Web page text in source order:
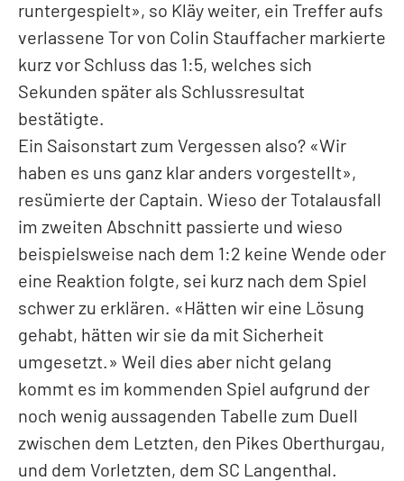
runtergespielt», so Kläy weiter, ein Treffer aufs
verlassene Tor von Colin Stauffacher markierte
kurz vor Schluss das 1:5, welches sich
Sekunden später als Schlussresultat
bestätigte.
Ein Saisonstart zum Vergessen also? «Wir
haben es uns ganz klar anders vorgestellt»,
resümierte der Captain. Wieso der Totalausfall
im zweiten Abschnitt passierte und wieso
beispielsweise nach dem 1:2 keine Wende oder
eine Reaktion folgte, sei kurz nach dem Spiel
schwer zu erklären. «Hätten wir eine Lösung
gehabt, hätten wir sie da mit Sicherheit
umgesetzt.» Weil dies aber nicht gelang
kommt es im kommenden Spiel aufgrund der
noch wenig aussagenden Tabelle zum Duell
zwischen dem Letzten, den Pikes Oberthurgau,
und dem Vorletzten, dem SC Langenthal.